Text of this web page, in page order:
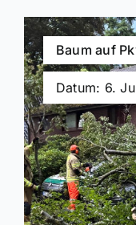
Baum auf
Datum: 6.